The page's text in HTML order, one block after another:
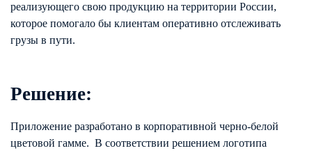
реализующего свою продукцию на территории России,
которое помогало бы клиентам оперативно отслеживать
грузы в пути.
Решение:
Приложение разработано в корпоративной черно-белой
цветовой гамме. В соответствии решением логотипа